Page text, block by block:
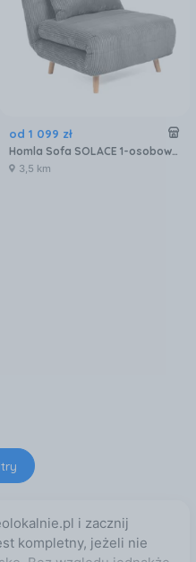
od 1 099 zł
Homla Sofa SOLACE 1-osobowa z funkcją spania sztruksowa szara 83x91x84 cm
3,5 km
i zacznij
kompletny, jeżeli nie